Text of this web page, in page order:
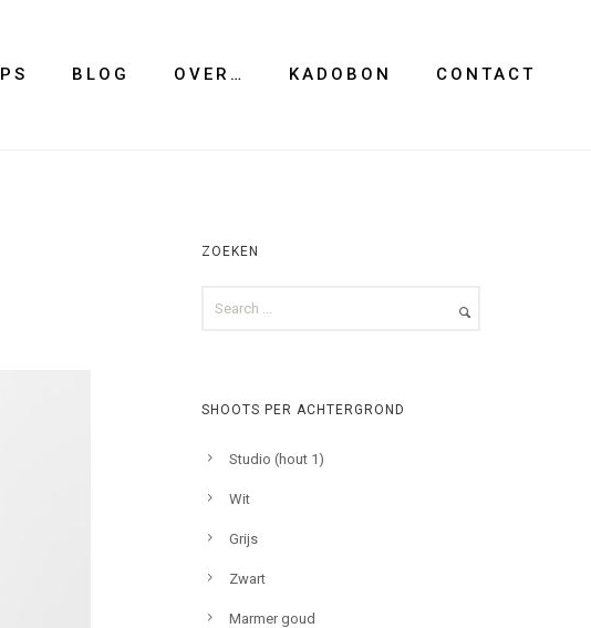
BLOG OVER… KADOBON CONTACT
ZOEKEN
SHOOTS PER ACHTERGROND
Studio (hout 1)
Wit
Grijs
Zwart
Marmer goud